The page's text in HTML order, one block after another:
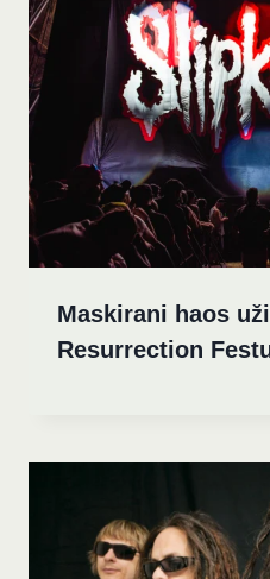
Maskirani haos
Resurrection